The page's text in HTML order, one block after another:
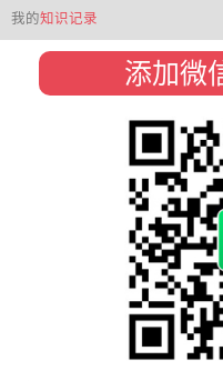
我的知识记录
添加微